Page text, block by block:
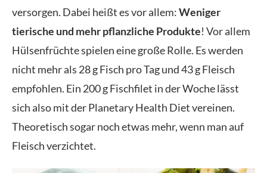
versorgen. Dabei heißt es vor allem:Weniger
tierische und mehr pflanzliche Produkte! Vor allem
Hülsenfrüchte spielen eine große Rolle. Es werden
nicht mehr als 28 g Fisch pro Tag und 43 g Fleisch
empfohlen. Ein 200 g Fischfilet in der Woche lässt
sich also mit der Planetary Health Diet vereinen.
Theoretisch sogar noch etwas mehr, wenn man auf
Fleisch verzichtet.